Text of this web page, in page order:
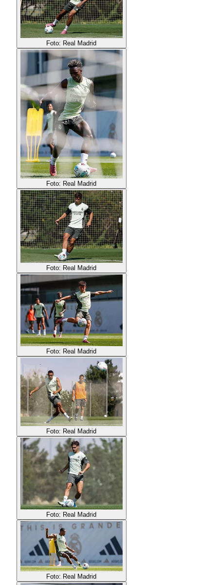
Foto: Real Madrid
Foto: Real Madrid
Foto: Real Madrid
Foto: Real Madrid
Foto: Real Madrid
Foto: Real Madrid
Foto: Real Madrid